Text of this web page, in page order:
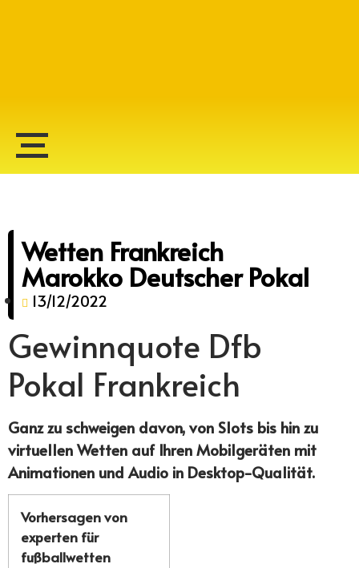
Wetten Frankreich
Marokko Deutscher Pokal
13/12/2022
Gewinnquote Dfb
Pokal Frankreich
Ganz zu schweigen davon, von Slots bis hin zu
virtuellen Wetten auf Ihren Mobilgeräten mit
Animationen und Audio in Desktop-Qualität.
Vorhersagen von
experten für
fußballwetten